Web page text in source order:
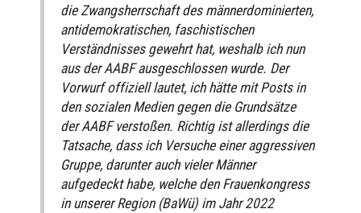
die Zwangsherrschaft des männerdominierten,
antidemokratischen, faschistischen
Verständnisses gewehrt hat, weshalb ich nun
aus der AABF ausgeschlossen wurde. Der
Vorwurf offiziell lautet, ich hätte mit Posts in
den sozialen Medien gegen die Grundsätze
der AABF verstoßen. Richtig ist allerdings die
Tatsache, dass ich Versuche einer aggressiven
Gruppe, darunter auch vieler Männer
aufgedeckt habe, welche den Frauenkongress
in unserer Region (BaWü) im Jahr 2022